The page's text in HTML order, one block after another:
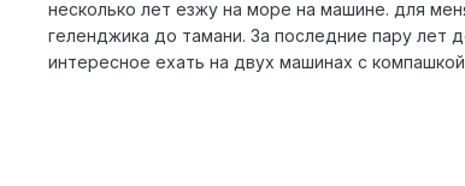
несколько лет езжу на море на машине. для
геленджика до тамани. За последние пару лет
интересное ехать на двух машинах с